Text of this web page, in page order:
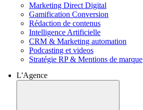
Marketing Direct Digital
Gamification Conversion
Rédaction de contenus
Intelligence Artificielle
CRM & Marketing automation
Podcasting et videos
Stratégie RP & Mentions de marque
L'Agence